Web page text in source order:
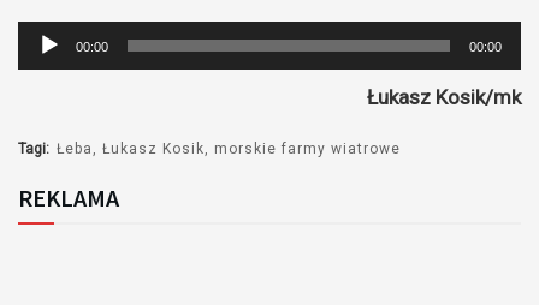
Odtwarzacz
plików
00:00 00:00
Łukasz Kosik/mk
Tagi: Łeba Łukasz Kosik morskie farmy wiatrowe
REKLAMA